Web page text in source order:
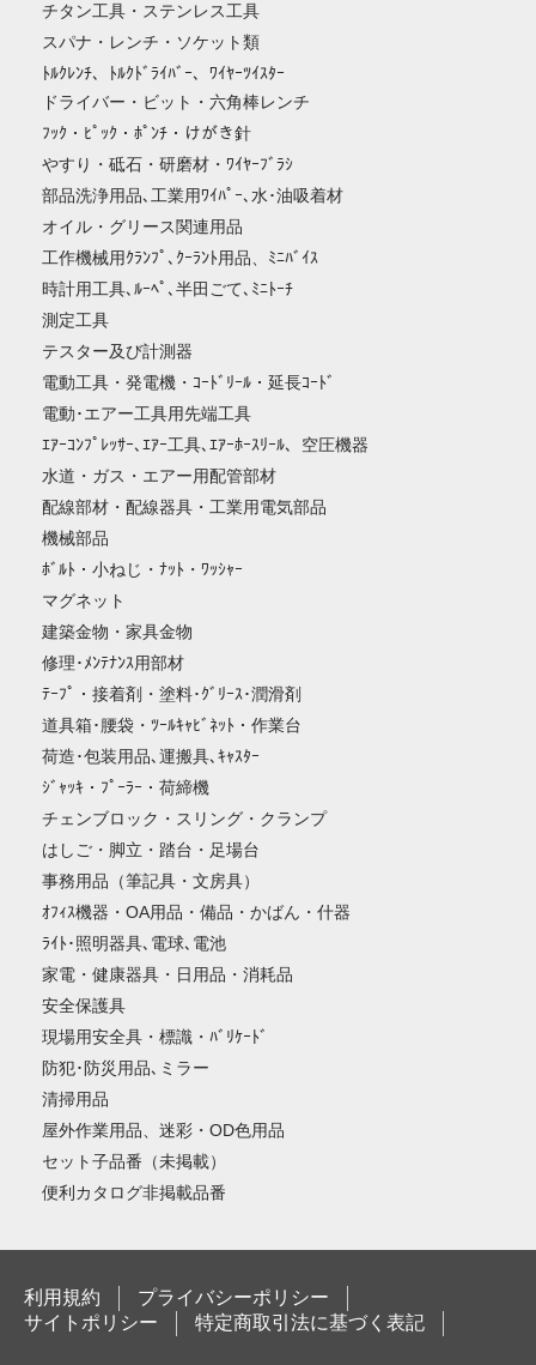
チタン工具・ステンレス工具
スパナ・レンチ・ソケット類
ﾄﾙｸﾚﾝﾁ、ﾄﾙｸﾄﾞﾗｲﾊﾞｰ、ﾜｲﾔｰﾂｲｽﾀｰ
ドライバー・ビット・六角棒レンチ
ﾌｯｸ・ﾋﾟｯｸ・ﾎﾟﾝﾁ・けがき針
やすり・砥石・研磨材・ﾜｲﾔｰﾌﾞﾗｼ
部品洗浄用品､工業用ﾜｲﾊﾟｰ､水･油吸着材
オイル・グリース関連用品
工作機械用ｸﾗﾝﾌﾟ､ｸｰﾗﾝﾄ用品、ﾐﾆﾊﾞｲｽ
時計用工具､ﾙｰﾍﾟ､半田ごて､ﾐﾆﾄｰﾁ
測定工具
テスター及び計測器
電動工具・発電機・ｺｰﾄﾞﾘｰﾙ・延長ｺｰﾄﾞ
電動･エアー工具用先端工具
ｴｱｰｺﾝﾌﾟﾚｯｻｰ､ｴｱｰ工具､ｴｱｰﾎｰｽﾘｰﾙ、空圧機器
水道・ガス・エアー用配管部材
配線部材・配線器具・工業用電気部品
機械部品
ﾎﾞﾙﾄ・小ねじ・ﾅｯﾄ・ﾜｯｼｬｰ
マグネット
建築金物・家具金物
修理･ﾒﾝﾃﾅﾝｽ用部材
ﾃｰﾌﾟ・接着剤・塗料･ｸﾞﾘｰｽ･潤滑剤
道具箱･腰袋・ﾂｰﾙｷｬﾋﾞﾈｯﾄ・作業台
荷造･包装用品､運搬具､ｷｬｽﾀｰ
ｼﾞｬｯｷ・ﾌﾟｰﾗｰ・荷締機
チェンブロック・スリング・クランプ
はしご・脚立・踏台・足場台
事務用品（筆記具・文房具）
ｵﾌｨｽ機器・OA用品・備品・かばん・什器
ﾗｲﾄ･照明器具､電球､電池
家電・健康器具・日用品・消耗品
安全保護具
現場用安全具・標識・ﾊﾞﾘｹｰﾄﾞ
防犯･防災用品､ミラー
清掃用品
屋外作業用品、迷彩・OD色用品
セット子品番（未掲載）
便利カタログ非掲載品番
利用規約
プライバシーポリシー
サイトポリシー
特定商取引法に基づく表記